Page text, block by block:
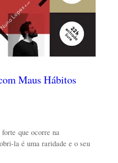
Maus Hábitos
que ocorre na
la é uma raridade e o seu